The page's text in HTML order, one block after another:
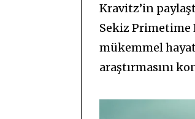
Kravitz’in
Sekiz Primetime
mükemmel
araştırmasını